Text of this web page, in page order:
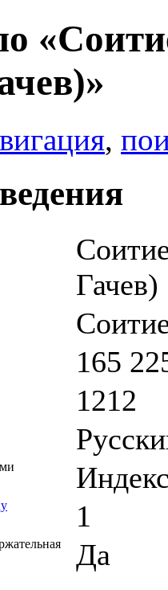
,
Гачев)
165
1212
1
Да